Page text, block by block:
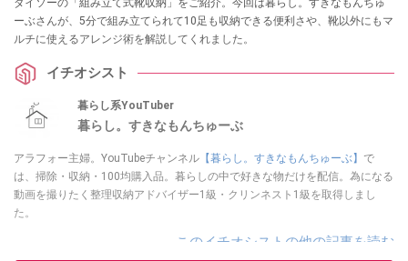
ーぶさんが、5分で組み立てられて10足も収納できる便利さや、靴以外にもマ
ルチに使えるアレンジ術を解説してくれました。
イチオシスト
暮らし系YouTuber
暮らし。すきなもんちゅーぶ
アラフォー主婦。YouTubeチャンネル 【暮らし。すきなもんちゅーぶ】 で
は、掃除・収納・100均購入品。暮らしの中で好きな物だけを配信。為になる
動画を撮りたく整理収納アドバイザー1級・クリンネスト1級を取得しまし
た。
このイチオシストの他の記事を読む